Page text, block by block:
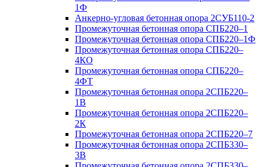
1Ф
Анкерно-угловая бетонная опора 2СУБ110-2
Промежуточная бетонная опора СПБ220–1
Промежуточная бетонная опора СПБ220–1Ф
Промежуточная бетонная опора СПБ220–
4КО
Промежуточная бетонная опора СПБ220–
4ФТ
Промежуточная бетонная опора 2СПБ220–
1В
Промежуточная бетонная опора 2СПБ220–
2К
Промежуточная бетонная опора 2СПБ220–7
Промежуточная бетонная опора 2СПБ330–
3В